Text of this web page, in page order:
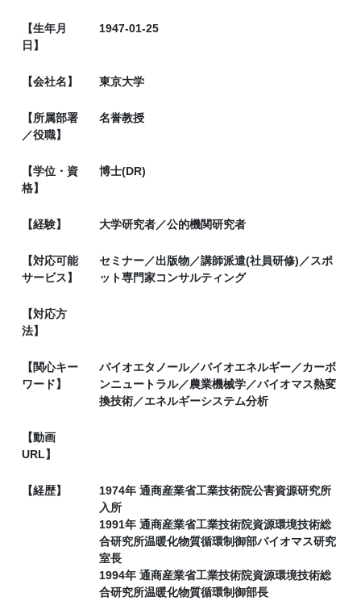
【生年月
日】
1947-01-25
【会社名】 東京大学
【所属部署
／役職】
名誉教授
【学位・資
格】
博士(DR)
【経験】 大学研究者／公的機関研究者
【対応可能
サービス】
セミナー／出版物／講師派遣(社員研修)／スポ
ット専門家コンサルティング
【対応方
法】
【関心キー
ワード】
バイオエタノール／バイオエネルギー／カーボ
ンニュートラル／農業機械学／バイオマス熱変
換技術／エネルギーシステム分析
【動画
URL】
【経歴】
1974年 通商産業省工業技術院公害資源研究所
入所
1991年 通商産業省工業技術院資源環境技術総
合研究所温暖化物質循環制御部バイオマス研究
室長
1994年 通商産業省工業技術院資源環境技術総
合研究所温暖化物質循環制御部長